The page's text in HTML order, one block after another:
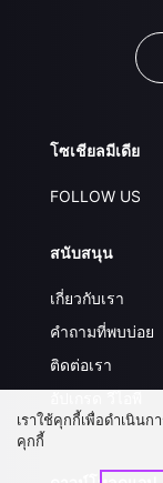
โซเชียลมีเดีย
FOLLOW US
สนับสนุน
เกี่ยวกับเรา
คำถามที่พบบ่อย
ติดต่อเรา
เราใช้คุกกี้เพื่อดำเนินก
คุกกี้